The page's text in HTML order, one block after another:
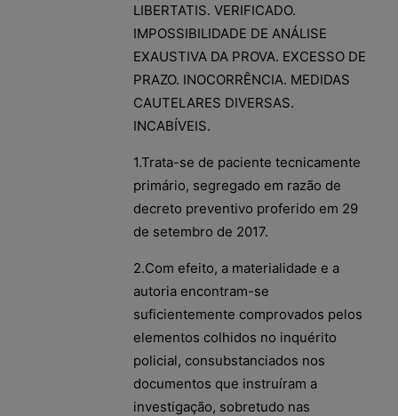
LIBERTATIS. VERIFICADO.
IMPOSSIBILIDADE DE ANÁLISE
EXAUSTIVA DA PROVA. EXCESSO DE
PRAZO. INOCORRÊNCIA. MEDIDAS
CAUTELARES DIVERSAS.
INCABÍVEIS.
1.Trata-se de paciente tecnicamente
primário, segregado em razão de
decreto preventivo proferido em 29
de setembro de 2017.
2.Com efeito, a materialidade e a
autoria encontram-se
suficientemente comprovados pelos
elementos colhidos no inquérito
policial, consubstanciados nos
documentos que instruíram a
investigação, sobretudo nas